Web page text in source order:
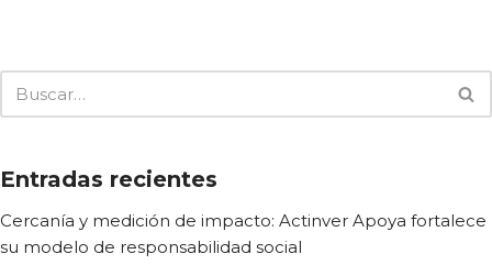
Entradas recientes
Cercanía y medición de impacto: Actinver Apoya fortalece
su modelo de responsabilidad social